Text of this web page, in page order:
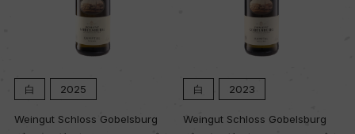
醗酵：ステンレスタンク、大樽
月(オーストリアンオーク樽、5600L、新樽使用無
し)
白 2025
Weingut Schloss Gobelsburg
白 2023
Weingut Schloss Gobelsburg